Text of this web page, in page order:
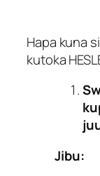
Hapa kuna
kutoka
Jibu: